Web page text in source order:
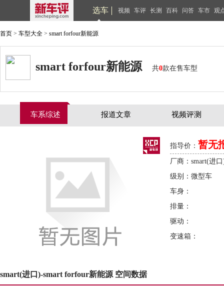
选车 视频 车评 长测 百科 问答 车市 观
首页 > 车型大全 > smart forfour新能源
smart forfour新能源 共0款在售车型
车系综述 报道文章 视频评测
指导价： 暂无
厂商：smart(进
级别：微型车
车身：
排量：
驱动：
变速箱：
smart(进口)-smart forfour新能源 空间数据